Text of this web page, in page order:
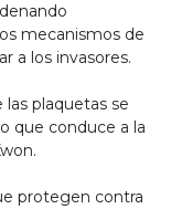
mecanismos de
a los invasores.
plaquetas se
que conduce a la
protegen contra